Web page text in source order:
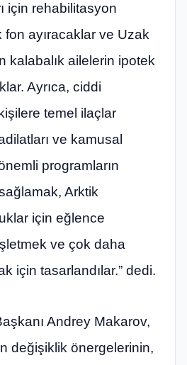
için rehabilitasyon
fon ayıracaklar ve Uzak
kalabalık ailelerin ipotek
Ayrıca, ciddi
temel ilaçlar
ve kamusal
programların
Arktik
için eğlence
ve çok daha
için tasarlandılar.” dedi.
Andrey Makarov,
değişiklik önergelerinin,